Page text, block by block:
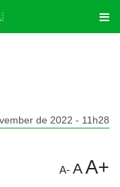
de 2022 - 11h28
A- AA+